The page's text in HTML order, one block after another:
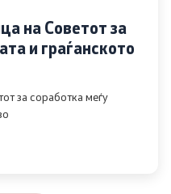
на Советот за
и граѓанското
за соработка меѓу